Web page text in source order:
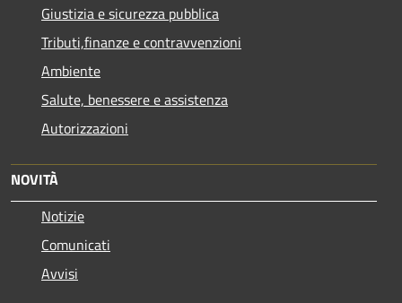
Giustizia e sicurezza pubblica
Tributi,finanze e contravvenzioni
Ambiente
Salute, benessere e assistenza
Autorizzazioni
NOVITÀ
Notizie
Comunicati
Avvisi